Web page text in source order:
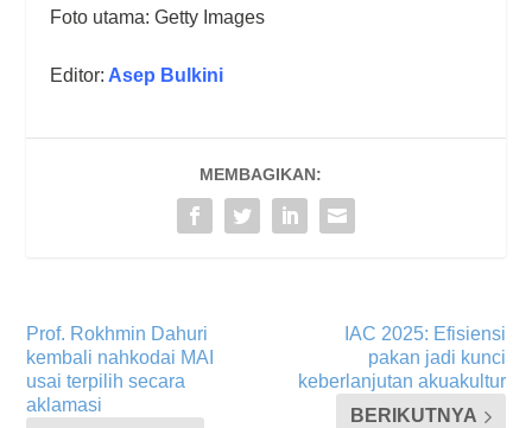
Foto utama: Getty Images
Editor: Asep Bulkini
MEMBAGIKAN:
Prof. Rokhmin Dahuri
kembali nahkodai MAI
usai terpilih secara
aklamasi
IAC 2025: Efisiensi
pakan jadi kunci
keberlanjutan akuakultur
BERIKUTNYA